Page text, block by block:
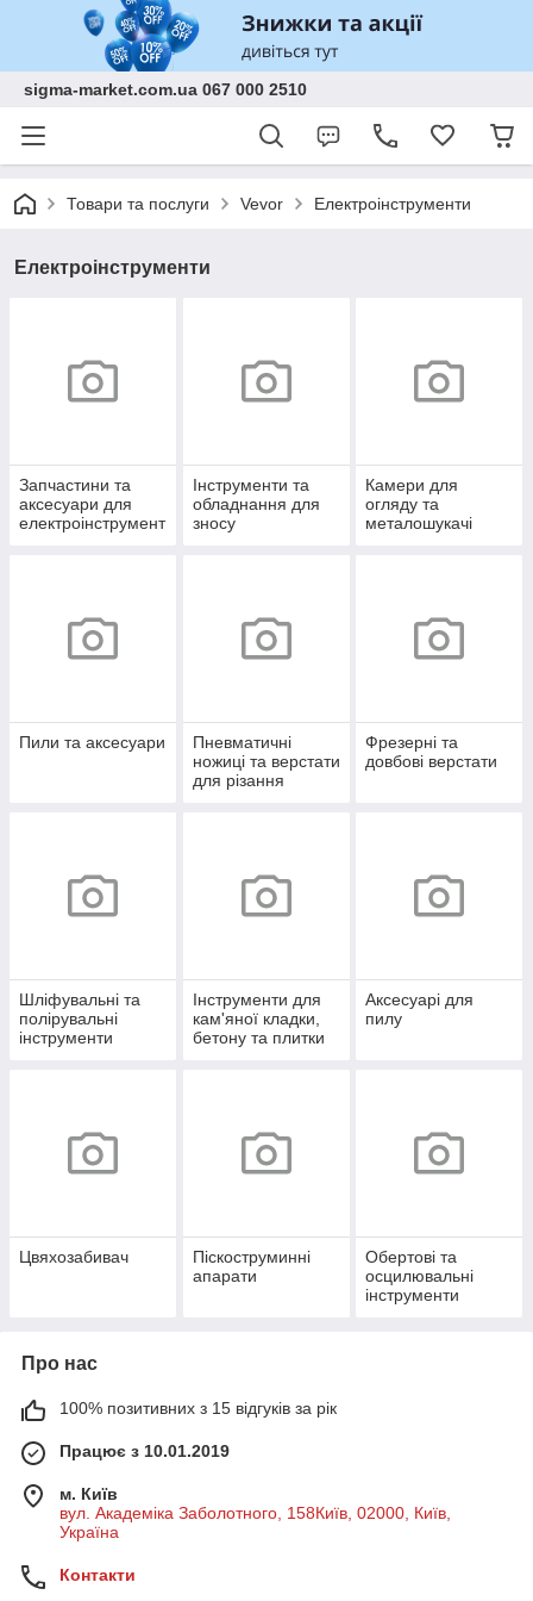
sigma-market.com.ua 067 000 2510
Товари та послуги Vevor Електроінструменти
Електроінструменти
Запчастини та
аксесуари для
електроінструмент
Інструменти та
обладнання для
зносу
Камери для
огляду та
металошукачі
Пили та аксесуари
Пневматичні
ножиці та верстати
для різання
Фрезерні та
довбові верстати
Шліфувальні та
полірувальні
інструменти
Інструменти для
кам'яної кладки,
бетону та плитки
Аксесуарі для
пилу
Цвяхозабивач
Піскоструминні
апарати
Обертові та
осцилювальні
інструменти
Про нас
100% позитивних з 15 відгуків за рік
Працює з 10.01.2019
м. Київ
вул. Академіка Заболотного, 158Київ, 02000, Київ,
Україна
Контакти